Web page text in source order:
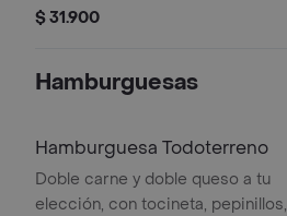
$ 31.900
Hamburguesas
Hamburguesa Todoterreno
Doble carne y doble queso a tu
elección, con tocineta, pepinillos,